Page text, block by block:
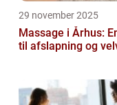
29 november 2025
Massage i Århus:
til afslapning og